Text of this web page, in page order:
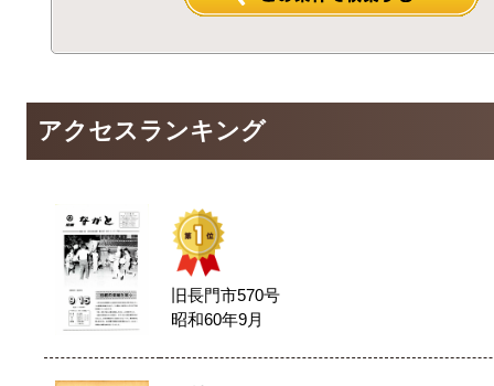
アクセスランキング
旧長門市570号
昭和60年9月